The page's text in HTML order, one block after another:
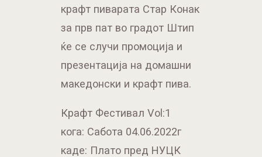
крафт пиварата Стар Конак
за прв пат во градот Штип
ќе се случи промоција и
презентација на домашни
македонски и крафт пива.
Крафт Фестивал Vol:1
кога: Сабота 04.06.2022г
каде: Плато пред НУЦК